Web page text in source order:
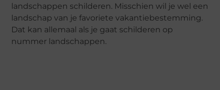
landschappen schilderen. Misschien wil je wel een
landschap van je favoriete vakantiebestemming.
Dat kan allemaal als je gaat schilderen op
nummer landschappen.